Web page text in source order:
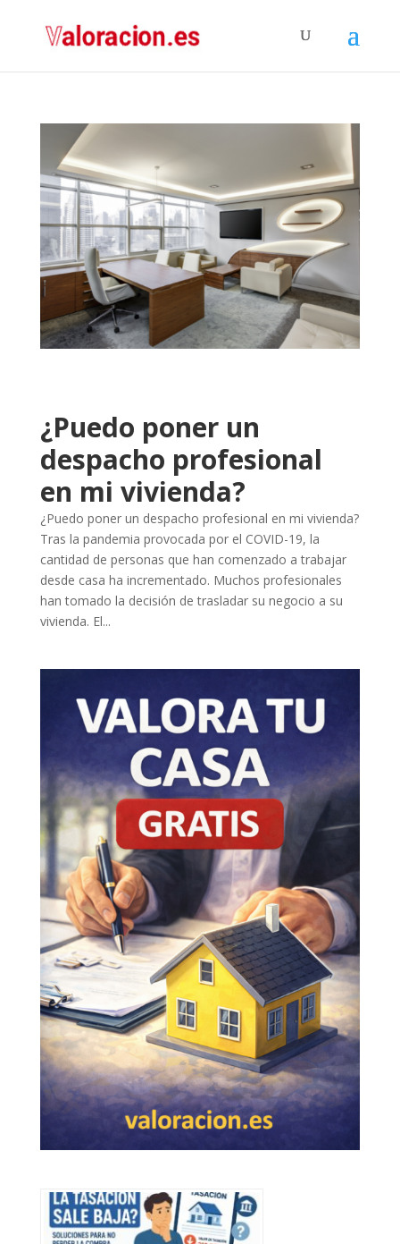
¿Puedo poner un
despacho profesional
en mi vivienda?
¿Puedo poner un despacho profesional en mi vivienda?
Tras la pandemia provocada por el COVID-19, la
cantidad de personas que han comenzado a trabajar
desde casa ha incrementado. Muchos profesionales
han tomado la decisión de trasladar su negocio a su
vivienda. El...